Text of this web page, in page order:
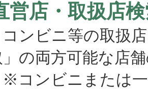
営店・取扱店
ンビニ等の取扱
の両方可能な店
ンビニまたは一